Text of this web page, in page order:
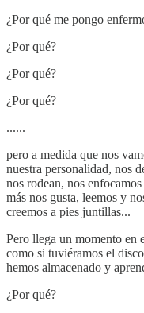
¿Por qué me pongo
¿Por qué?
¿Por qué?
¿Por qué?
......
pero a medida que nos
nuestra personalidad, nos
nos rodean, nos
más nos gusta, leemos y
creemos a pies juntillas...
Pero llega un momento en
como si tuviéramos el
hemos almacenado y
¿Por qué?